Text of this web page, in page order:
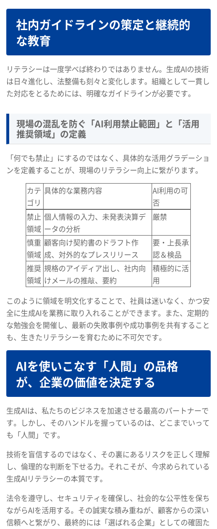
社内ガイドラインの策定と継続的
な教育
リテラシーは一度学べば終わりではありません。生成AIの技術
は日々進化し、法整備も刻々と変化します。組織として一貫し
た対応をとるためには、明確なガイドラインが必要です。
現場の混乱を防ぐ「AI利用禁止範囲」と「活用
推奨領域」の定義
「何でも禁止」にするのではなく、具体的な活用グラデーショ
ンを定義することが、現場のリテラシー向上に繋がります。
カテ
ゴリ
具体的な業務内容
AI利用の可
否
禁止
領域
個人情報の入力、未発表決算デ
ータの分析
厳禁
慎重
領域
顧客向け契約書のドラフト作
成、対外的なプレスリリース
要・上長承
認＆検品
推奨
領域
規格のアイディア出し、社内向
けメールの推敲、要約
積極的に活
用
このように領域を明文化することで、社員は迷いなく、かつ安
全に生成AIを業務に取り入れることができます。また、定期的
な勉強会を開催し、最新の失敗事例や成功事例を共有すること
も、生きたリテラシーを育むために不可欠です。
AIを使いこなす「人間」の品格
が、企業の価値を決定する
生成AIは、私たちのビジネスを加速させる最高のパートナーで
す。しかし、そのハンドルを握っているのは、どこまでいって
も「人間」です。
技術を盲信するのではなく、その裏にあるリスクを正しく理解
し、倫理的な判断を下せる力。それこそが、今求められている
生成AIリテラシーの本質です。
法令を遵守し、セキュリティを確保し、社会的な公平性を保ち
ながらAIを活用する。その誠実な積み重ねが、顧客からの深い
信頼へと繋がり、最終的には「選ばれる企業」としての確固た